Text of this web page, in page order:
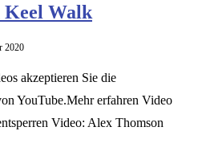
Keel Walk
2020
akzeptieren Sie die
YouTube.Mehr erfahren Video
Video: Alex Thomson